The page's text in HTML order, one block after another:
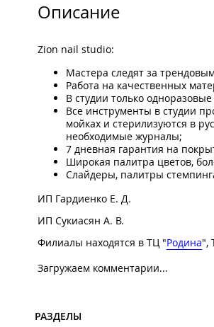
Описание
Zion nail studio:
Мастера следят за
Работа на качественных
В студии только
Все инструменты в студии
мойках и стерилизуются в
необходимые журналы;
7 дневная гарантия на
Широкая палитра цветов,
Слайдеры, палитры
ИП Гардиенко Е. Д.
ИП Сукиасян А. В.
Филиалы находятся в ТЦ "Родина",
Загружаем комментарии...
РАЗДЕЛЫ